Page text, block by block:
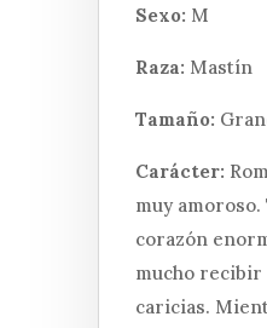
Sexo: M
Raza: Mastín
Tamaño:
Carácter:
muy
corazón
mucho recibir
caricias.